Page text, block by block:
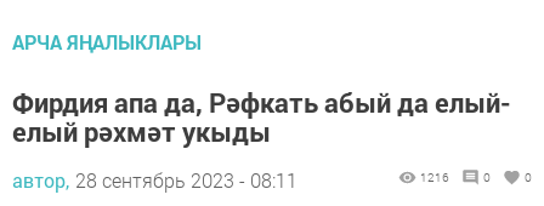
АРЧА ЯҢАЛЫКЛАРЫ
Фирдия апа да, Рәфкать абый да елый-
елый рәхмәт укыды
автор, 28 сентябрь 2023 - 08:11 1216 0 0